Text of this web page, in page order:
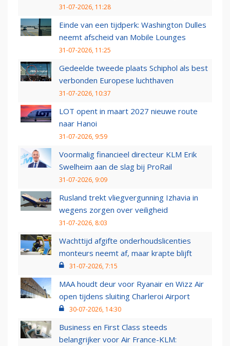
31-07-2026, 11:28
Einde van een tijdperk: Washington Dulles
neemt afscheid van Mobile Lounges
31-07-2026, 11:25
Gedeelde tweede plaats Schiphol als best
verbonden Europese luchthaven
31-07-2026, 10:37
LOT opent in maart 2027 nieuwe route
naar Hanoi
31-07-2026, 9:59
Voormalig financieel directeur KLM Erik
Swelheim aan de slag bij ProRail
31-07-2026, 9:09
Rusland trekt vliegvergunning Izhavia in
wegens zorgen over veiligheid
31-07-2026, 8:03
Wachttijd afgifte onderhoudslicenties
monteurs neemt af, maar krapte blijft
31-07-2026, 7:15
MAA houdt deur voor Ryanair en Wizz Air
open tijdens sluiting Charleroi Airport
30-07-2026, 14:30
Business en First Class steeds
belangrijker voor Air France-KLM: